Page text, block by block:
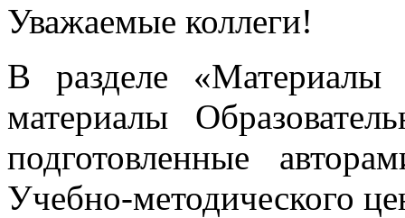
Уважаемые коллеги!
В разделе «Материалы
материалы
подготовленные
Учебно-методического